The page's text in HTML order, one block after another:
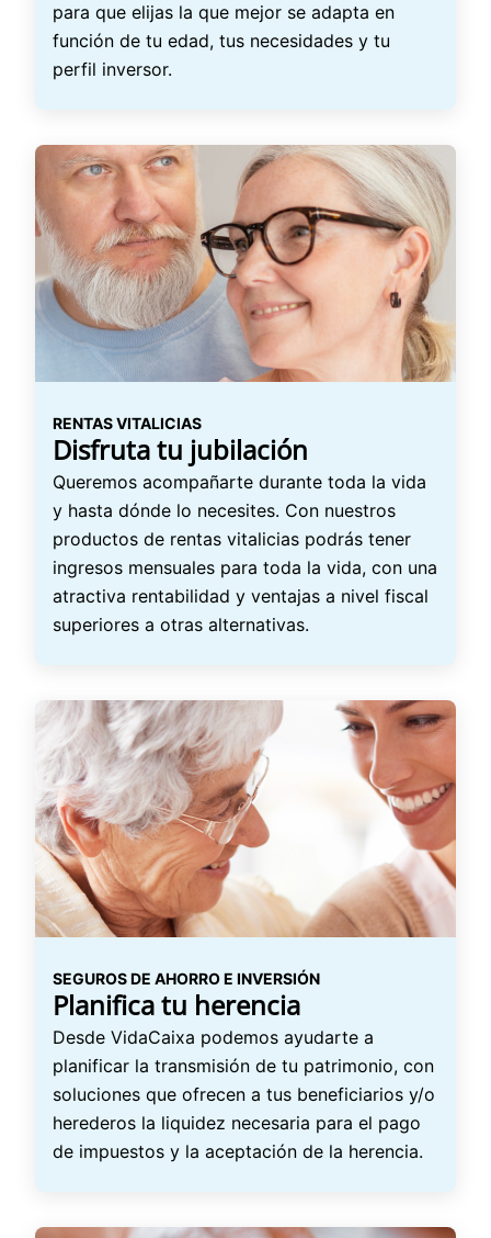
para que elijas la que mejor se adapta en
función de tu edad, tus necesidades y tu
perfil inversor.
RENTAS VITALICIAS
Disfruta tu jubilación
Queremos acompañarte durante toda la vida
y hasta dónde lo necesites. Con nuestros
productos de rentas vitalicias podrás tener
ingresos mensuales para toda la vida, con una
atractiva rentabilidad y ventajas a nivel fiscal
superiores a otras alternativas.
SEGUROS DE AHORRO E INVERSIÓN
Planifica tu herencia
Desde VidaCaixa podemos ayudarte a
planificar la transmisión de tu patrimonio, con
soluciones que ofrecen a tus beneficiarios y/o
herederos la liquidez necesaria para el pago
de impuestos y la aceptación de la herencia.